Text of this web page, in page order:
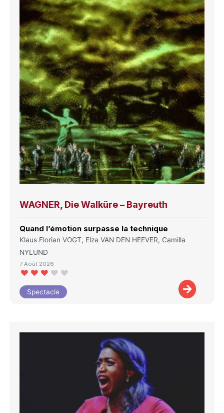
WAGNER, Die Walküre – Bayreuth
Quand l’émotion surpasse la technique
Klaus Florian VOGT, Elza VAN DEN HEEVER, Camilla
NYLUND
7 Août 2026
Spectacle